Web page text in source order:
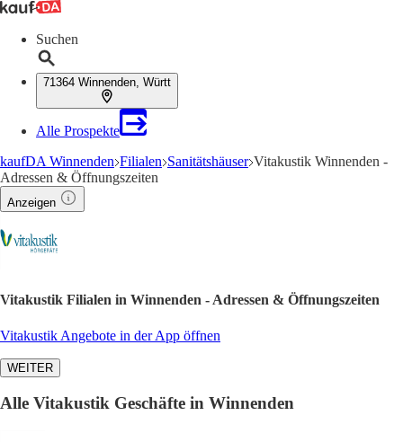
Suchen
71364 Winnenden, Württ
Alle Prospekte
kaufDA Winnenden Filialen Sanitätshäuser Vitakustik Winnenden -
Adressen & Öffnungszeiten
Anzeigen
Vitakustik Filialen in Winnenden - Adressen & Öffnungszeiten
Vitakustik Angebote in der App öffnen
WEITER
Alle Vitakustik Geschäfte in Winnenden